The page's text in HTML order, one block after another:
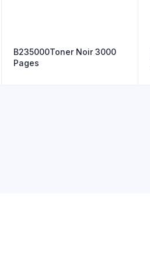
B235000Toner Noir 3000
Pages